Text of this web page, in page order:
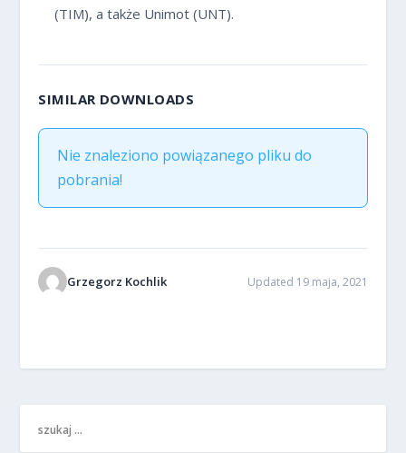
(TIM), a także Unimot (UNT).
SIMILAR DOWNLOADS
Nie znaleziono powiązanego pliku do
pobrania!
Grzegorz Kochlik Updated 19 maja, 2021